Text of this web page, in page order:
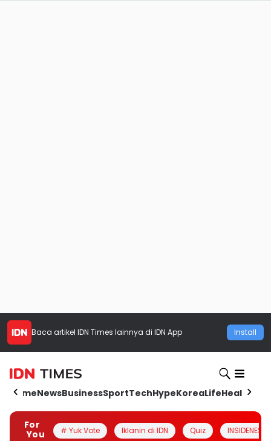
Baca artikel IDN Times lainnya di IDN App Install
HomeNewsBusinessSportTechHypeKoreaLifeHealth
For
You
# Yuk Vote Iklanin di IDN Quiz INSIDENESIA